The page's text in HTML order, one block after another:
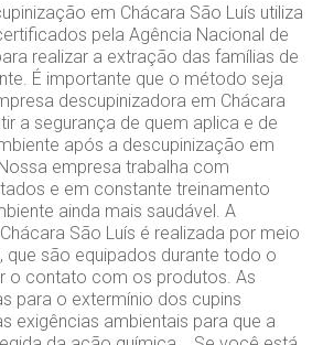
em Chácara São Luís utiliza
pela Agência Nacional de
realizar a extração das famílias de
É importante que o método seja
descupinizadora em Chácara
a segurança de quem aplica e de
após a descupinização em
empresa trabalha com
e em constante treinamento
ainda mais saudável. A
São Luís é realizada por meio
que são equipados durante todo o
o contato com os produtos. As
para o extermínio dos cupins
exigências ambientais para que a